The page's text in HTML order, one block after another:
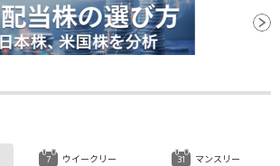
ウイークリー マンスリー